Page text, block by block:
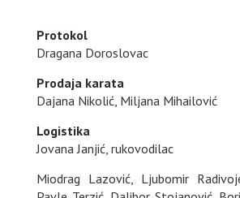
Protokol
Dragana Doroslovac
Prodaja karata
Dajana Nikolić, Miljana Mihailović
Logistika
Jovana Janjić, rukovodilac
Miodrag Lazović, Ljubomir